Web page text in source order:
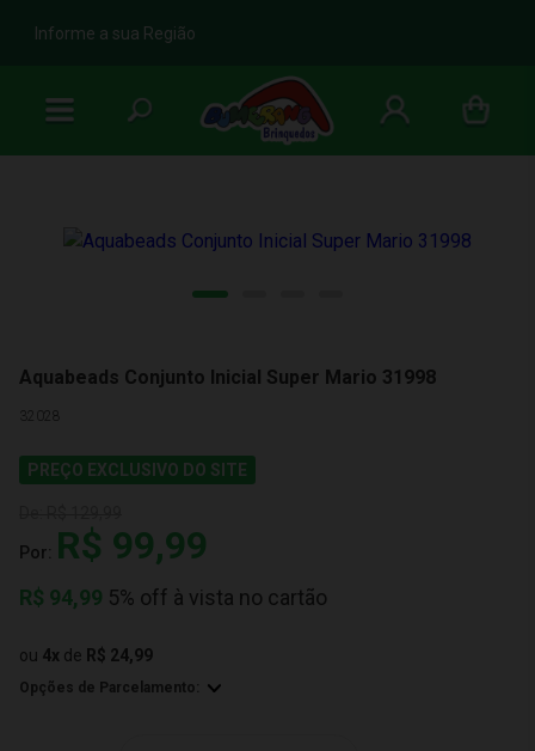
b
Informe a sua Região
Aquabeads Conjunto Inicial Super Mario 31998
32028
PREÇO EXCLUSIVO DO SITE
Por: R$ 99,99
R$ 94,99 5% off à vista no cartão
ou 4x de R$ 24,99
Opções de Parcelamento: